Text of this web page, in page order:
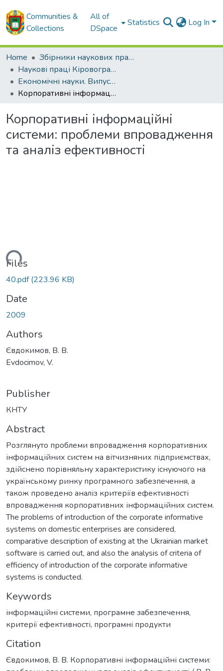
Communities &
Collections
All of
DSpace
Statistics Log In
Home
Збірники наукових праць ЦНТУ
Наукові праці Кіровоградського національного технічного університету. Економічні науки.
Економічні науки. Випуск 16. Частина 1. – 2009
Корпоративні інформаційні системи: проблеми впровадження та аналіз ефективності
Корпоративні інформаційні
системи: проблеми впровадження
та аналіз ефективності
Files
40.pdf(223.96 KB)
Date
2009
Authors
Євдокимов, В. В.
Evdocimov, V.
Publisher
КНТУ
Abstract
Розглянуто проблеми впровадження корпоративних
інформаційних систем на вітчизняних підприємствах,
здійснено порівняльну характеристику існуючого на
українському ринку програмного забезпечення, а
також проведено аналіз критеріїв ефективності
впровадження корпоративних інформаційних систем.
The problems of introduction of the corporate informative
systems on domestic enterprises are considered,
comparative description of existing at the Ukrainian market
software is carried out, and also the analysis of criteria of
efficiency of introduction of the corporate informative
systems is conducted.
Keywords
інформаційні системи, програмне забезпечення,
критерії ефективності, програмні продукти
Citation
Євдокимов, В. В. Корпоративні інформаційні системи: